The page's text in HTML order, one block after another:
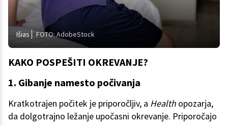
Išias FOTO: AdobeStock
KAKO POSPEŠITI OKREVANJE?
1. Gibanje namesto počivanja
Kratkotrajen počitek je priporočljiv, a Health opozarja,
da dolgotrajno ležanje upočasni okrevanje. Priporočajo